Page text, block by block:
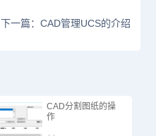
下一篇：CAD管理UCS的介绍
CAD分割图纸的操
作